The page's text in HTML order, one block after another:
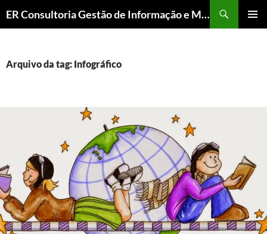
ER Consultoria Gestão de Informação e Memória Institucional
CONTEÚDO
Arquivo da tag: Infográfico